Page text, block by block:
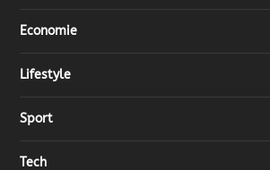
Economie
Lifestyle
Sport
Tech